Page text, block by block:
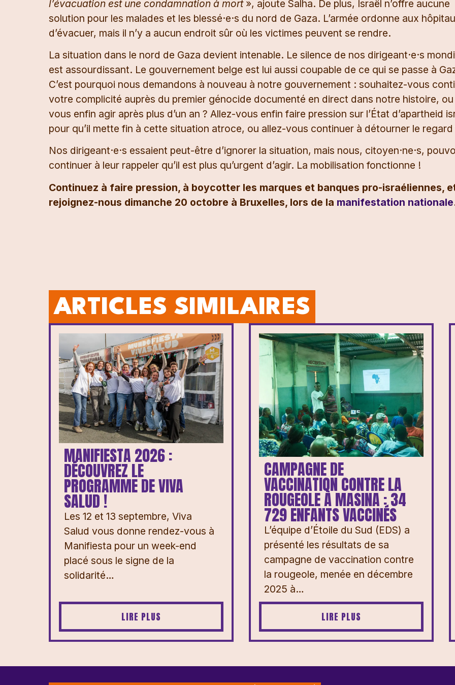
l’évacuation est une condamnation à mort», ajoute Salha. De plus, Israël n’offre aucune
solution pour les malades et les blessé·e·s du nord de Gaza. L’armée ordonne aux
d’évacuer, mais il n’y a aucun endroit sûr où les victimes peuvent se rendre.
La situation dans le nord de Gaza devient intenable. Le silence de nos dirigeant·e·s
est assourdissant. Le gouvernement belge est lui aussi coupable de ce qui se passe à
C’est pourquoi nous demandons à nouveau à notre gouvernement : souhaitez-vous
votre complicité auprès du premier génocide documenté en direct dans notre histoire,
vous enfin agir après plus d’un an ? Allez-vous enfin faire pression sur l’État d’apartheid
pour qu’il mette fin à cette situation atroce, ou allez-vous continuer à détourner le regard
Nos dirigeant·e·s essaient peut-être d’ignorer la situation, mais nous, citoyen·ne·s,
continuer à leur rappeler qu’il est plus qu’urgent d’agir. La mobilisation fonctionne !
Continuez à faire pression, à boycotter les marques et banques pro-israéliennes,
rejoignez-nous dimanche 20 octobre à Bruxelles, lors de la manifestation nationale
ARTICLES SIMILAIRES
MANIFIESTA 2026 :
DÉCOUVREZ LE
PROGRAMME DE VIVA
SALUD !
Les 12 et 13 septembre, Viva
Salud vous donne rendez-vous à
Manifiesta pour un week-end
placé sous le signe de la
solidarité…
LIRE PLUS
CAMPAGNE DE
VACCINATION CONTRE LA
ROUGEOLE À MASINA : 34
729 ENFANTS VACCINÉS
L’équipe d’Étoile du Sud (EDS) a
présenté les résultats de sa
campagne de vaccination contre
la rougeole, menée en décembre
2025 à…
LIRE PLUS